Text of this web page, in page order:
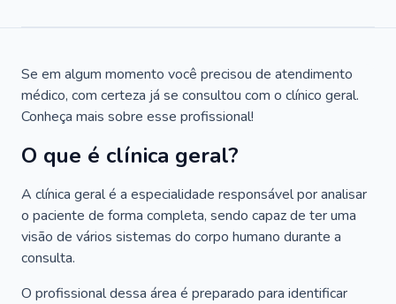
Se em algum momento você precisou de atendimento
médico, com certeza já se consultou com o clínico geral.
Conheça mais sobre esse profissional!
O que é clínica geral?
A clínica geral é a especialidade responsável por analisar
o paciente de forma completa, sendo capaz de ter uma
visão de vários sistemas do corpo humano durante a
consulta.
O profissional dessa área é preparado para identificar